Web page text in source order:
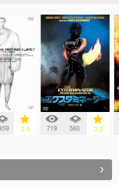
3.9 719 560 3.2